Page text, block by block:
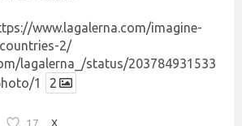
www.lagalerna.com/imagine-
2/
lagalerna_/status/203784931533
1
2
X